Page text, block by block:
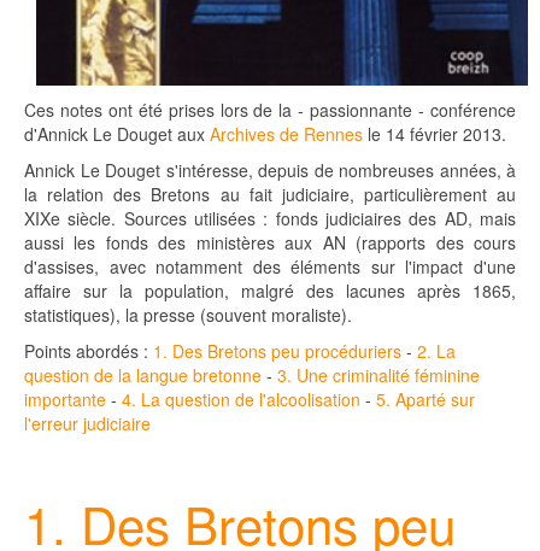
Ces notes ont été prises lors de la - passionnante - conférence
d'Annick Le Douget aux Archives de Rennes le 14 février 2013.
Annick Le Douget s'intéresse, depuis de nombreuses années, à
la relation des Bretons au fait judiciaire, particulièrement au
XIXe siècle. Sources utilisées : fonds judiciaires des AD, mais
aussi les fonds des ministères aux AN (rapports des cours
d'assises, avec notamment des éléments sur l'impact d'une
affaire sur la population, malgré des lacunes après 1865,
statistiques), la presse (souvent moraliste).
Points abordés : 1. Des Bretons peu procéduriers - 2. La
question de la langue bretonne - 3. Une criminalité féminine
importante - 4. La question de l'alcoolisation - 5. Aparté sur
l'erreur judiciaire
1. Des Bretons peu